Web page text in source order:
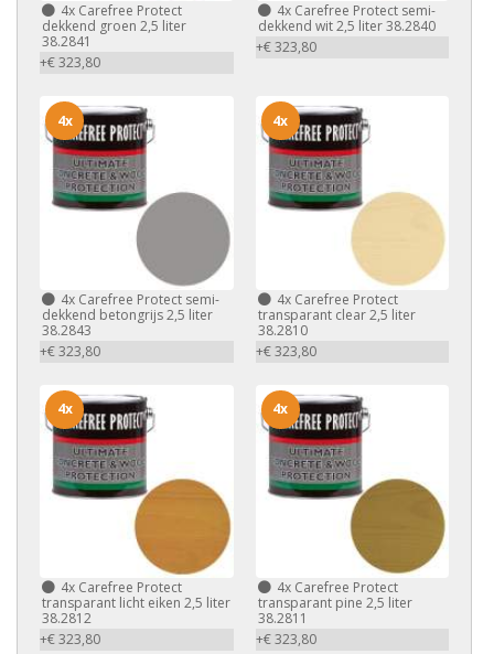
4x Carefree Protect
dekkend groen 2,5 liter
38.2841
+€ 323,80
4xCarefree Protect semi-
dekkend wit 2,5 liter 38.2840
+€ 323,80
4x Carefree Protect semi-
dekkend betongrijs 2,5 liter
38.2843
+€ 323,80
4x
4xCarefree Protect
transparant clear 2,5 liter
38.2810
+€ 323,80
4x
4x Carefree Protect
transparant licht eiken 2,5 liter
38.2812
+€ 323,80
4x
4xCarefree Protect
transparant pine 2,5 liter
38.2811
+€ 323,80
4x